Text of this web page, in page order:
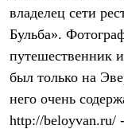
Футболки
Толстовки
Брюки
Софтшелл одежда
Куртки
Куртки
Брюки
владелец сети
Бульба».
путешественник
был только на
него очень
http://beloyvan.ru/